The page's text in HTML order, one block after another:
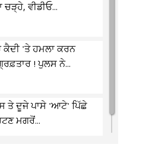
ਵੀਡੀਓ...
ਕੈਦੀ 'ਤੇ ਹਮਲਾ ਕਰਨ
! ਪੁਲਸ ਨੇ...
ਤੇ ਦੂਜੇ ਪਾਸੇ 'ਆਟੇ' ਪਿੱਛੇ
ਮਗਰੋਂ...